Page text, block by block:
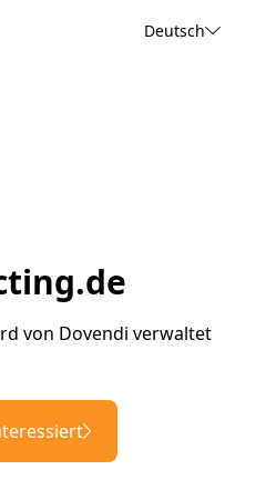
Deutsch
von Dovendi verwaltet